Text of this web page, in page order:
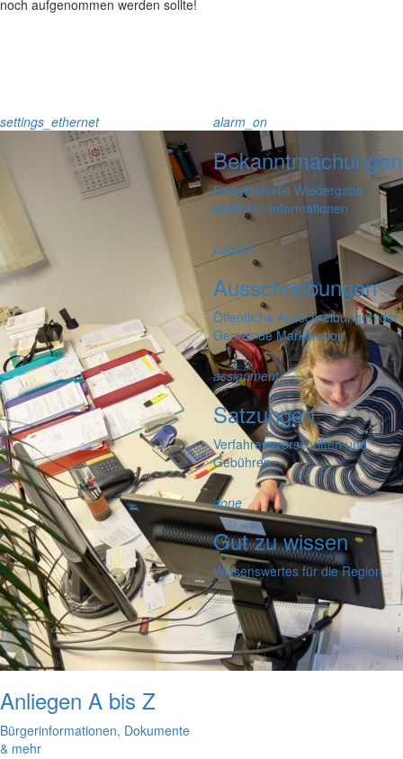
noch aufgenommen werden sollte!
settings_ethernet
Anliegen A bis Z
Bürgerinformationen, Dokumente
& mehr
alarm_on
Bekanntmachungen
Redaktionelle Wiedergabe
amtlicher Informationen
publish
Ausschreibungen
Öffentliche Ausschreibungen der
Gemeinde Markersdorf
assignment
Satzungen
Verfahrensvorschriften und
Gebühren
done
Gut zu wissen
Wissenswertes für die Region